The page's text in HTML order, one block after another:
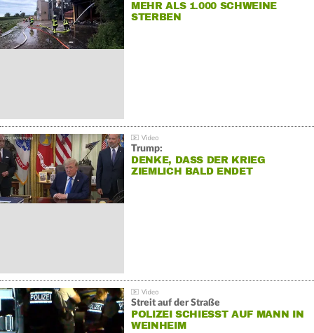
MEHR ALS 1.000 SCHWEINE
STERBEN
Trump:
DENKE, DASS DER KRIEG
ZIEMLICH BALD ENDET
Streit auf der Straße
POLIZEI SCHIESST AUF MANN IN W
EINHEIM